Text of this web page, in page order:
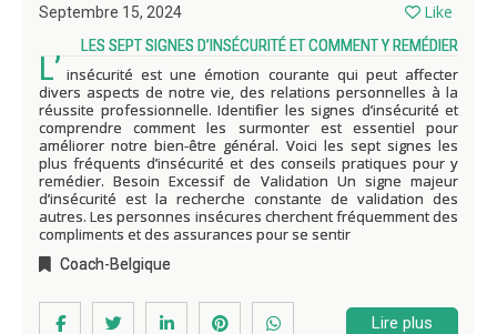
Septembre 15, 2024 Like
LES SEPT SIGNES D’INSÉCURITÉ ET COMMENT Y REMÉDIER
L’ insécurité est une émotion courante qui peut affecter
divers aspects de notre vie, des relations personnelles à la
réussite professionnelle. Identifier les signes d’insécurité et
comprendre comment les surmonter est essentiel pour
améliorer notre bien-être général. Voici les sept signes les
plus fréquents d’insécurité et des conseils pratiques pour y
remédier. Besoin Excessif de Validation Un signe majeur
d’insécurité est la recherche constante de validation des
autres. Les personnes insécures cherchent fréquemment des
compliments et des assurances pour se sentir
Coach-Belgique
Lire plus